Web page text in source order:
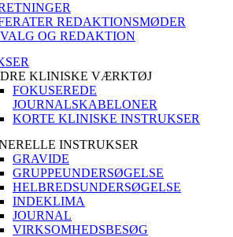
REDAKTIONSMØDER
OG REDAKTION
KLINISKE VÆRKTØJ
FOKUSEREDE
JOURNALSKABELONER
KORTE KLINISKE INSTRUKSER
INSTRUKSER
GRAVIDE
GRUPPEUNDERSØGELSE
HELBREDSUNDERSØGELSE
INDEKLIMA
JOURNAL
VIRKSOMHEDSBESØG